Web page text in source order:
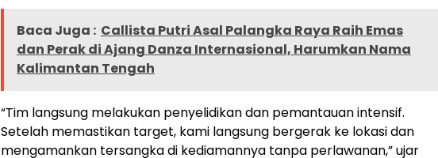
Baca Juga : Callista Putri Asal Palangka Raya Raih Emas
dan Perak di Ajang Danza Internasional, Harumkan Nama
Kalimantan Tengah
“Tim langsung melakukan penyelidikan dan pemantauan intensif.
Setelah memastikan target, kami langsung bergerak ke lokasi dan
mengamankan tersangka di kediamannya tanpa perlawanan,” ujar